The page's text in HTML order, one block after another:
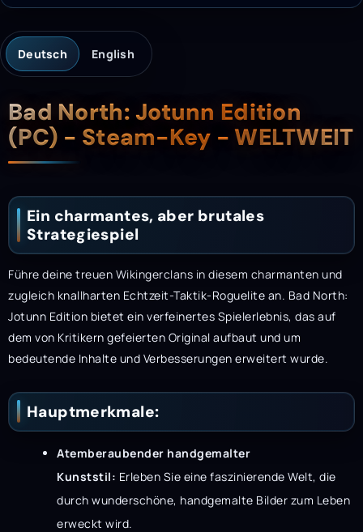
Deutsch English
Beschreibung
Bad North: Jotunn Edition
(PC) - Steam-Key - WELTWEIT
Ein charmantes, aber brutales
Strategiespiel
Führe deine treuen Wikingerclans in diesem charmanten und
zugleich knallharten Echtzeit-Taktik-Roguelite an. Bad North:
Jotunn Edition bietet ein verfeinertes Spielerlebnis, das auf
dem von Kritikern gefeierten Original aufbaut und um
bedeutende Inhalte und Verbesserungen erweitert wurde.
Hauptmerkmale:
Atemberaubender handgemalter
Kunststil: Erleben Sie eine faszinierende Welt, die
durch wunderschöne, handgemalte Bilder zum Leben
erweckt wird.